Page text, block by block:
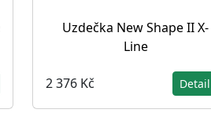
Uzdečka New Shape II X-
Line
2 376 Kč Detail